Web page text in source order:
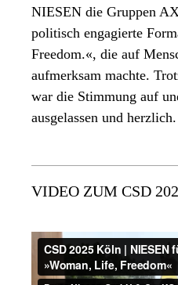
NIESEN die Gruppen
politisch engagierte
Freedom.«, die auf
aufmerksam machte.
war die Stimmung auf
ausgelassen und herzlich.
VIDEO ZUM CSD